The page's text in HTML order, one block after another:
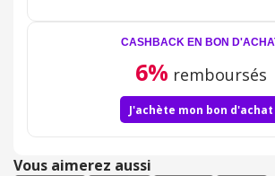
CASHBACK EN BON
6% remboursés
J'achète mon bon d'achat
Vous aimerez aussi